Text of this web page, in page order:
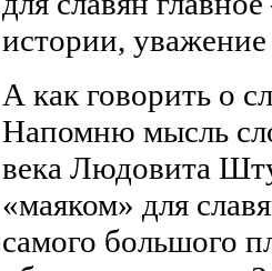
истории,
А как говорить о
Напомню мысль
века Людовита
«маяком» для
самого большого